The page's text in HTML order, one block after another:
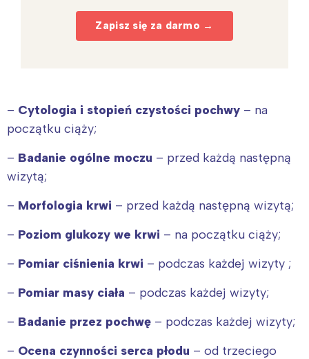
Zapisz się za darmo →
– Cytologia i stopień czystości pochwy – na
początku ciąży;
– Badanie ogólne moczu – przed każdą następną
wizytą;
– Morfologia krwi – przed każdą następną wizytą;
– Poziom glukozy we krwi – na początku ciąży;
– Pomiar ciśnienia krwi – podczas każdej wizyty ;
– Pomiar masy ciała – podczas każdej wizyty;
– Badanie przez pochwę – podczas każdej wizyty;
– Ocena czynności serca płodu – od trzeciego